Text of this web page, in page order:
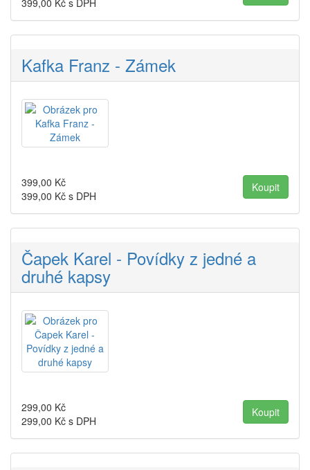
399,00 Kč s DPH
Kafka Franz - Zámek
399,00 Kč
399,00 Kč s DPH
Čapek Karel - Povídky z jedné a
druhé kapsy
299,00 Kč
299,00 Kč s DPH